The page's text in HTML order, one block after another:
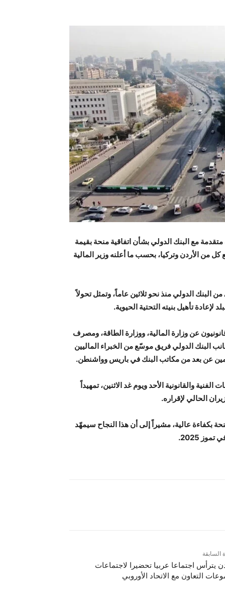
مع البنك الدولي بشأن اتفاقية منحة بقيمة
من الأردن وتركيا، بحسب ما أعلنه وزير المالية
البنك الدولي منذ نحو ثلاثين عاماً، وتمثل تحولاً
تأهيل بنيته التحتية الحيوية.
عن وزارة المالية، ووزارة الطاقة، ومصرف
البنك الدولي فريق موسّع من الخبراء الماليين
عن بعد من مكاتب البنك في باريس وواشنطن.
والقانونية الأحد ويوم غد الاثنين، تمهيداً
بكفاءة عالية، مشيراً إلى أن هذا النجاح سيمهّد
2025.
السابقة
يترأس اجتماعا عربيا تحضيرا لاجتماعات
التعاون مع الاتحاد الأوروبي